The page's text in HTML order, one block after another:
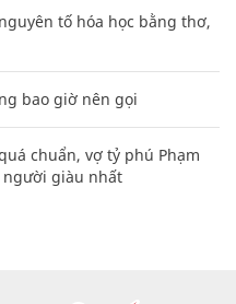
tố hóa học bằng thơ,
bao giờ nên gọi
chuẩn, vợ tỷ phú Phạm
giàu nhất